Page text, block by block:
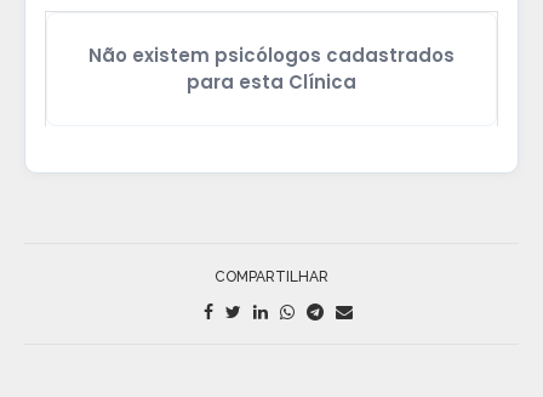
Não existem psicólogos cadastrados
para esta Clínica
COMPARTILHAR